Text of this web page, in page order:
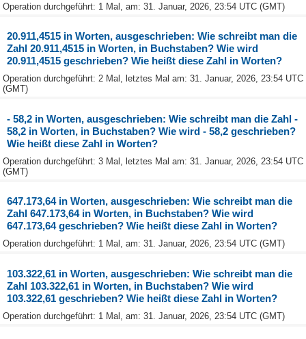
Operation durchgeführt: 1 Mal, am: 31. Januar, 2026, 23:54 UTC (GMT)
20.911,4515 in Worten, ausgeschrieben: Wie schreibt man die
Zahl 20.911,4515 in Worten, in Buchstaben? Wie wird
20.911,4515 geschrieben? Wie heißt diese Zahl in Worten?
Operation durchgeführt: 2 Mal, letztes Mal am: 31. Januar, 2026, 23:54 UTC
(GMT)
- 58,2 in Worten, ausgeschrieben: Wie schreibt man die Zahl -
58,2 in Worten, in Buchstaben? Wie wird - 58,2 geschrieben?
Wie heißt diese Zahl in Worten?
Operation durchgeführt: 3 Mal, letztes Mal am: 31. Januar, 2026, 23:54 UTC
(GMT)
647.173,64 in Worten, ausgeschrieben: Wie schreibt man die
Zahl 647.173,64 in Worten, in Buchstaben? Wie wird
647.173,64 geschrieben? Wie heißt diese Zahl in Worten?
Operation durchgeführt: 1 Mal, am: 31. Januar, 2026, 23:54 UTC (GMT)
103.322,61 in Worten, ausgeschrieben: Wie schreibt man die
Zahl 103.322,61 in Worten, in Buchstaben? Wie wird
103.322,61 geschrieben? Wie heißt diese Zahl in Worten?
Operation durchgeführt: 1 Mal, am: 31. Januar, 2026, 23:54 UTC (GMT)